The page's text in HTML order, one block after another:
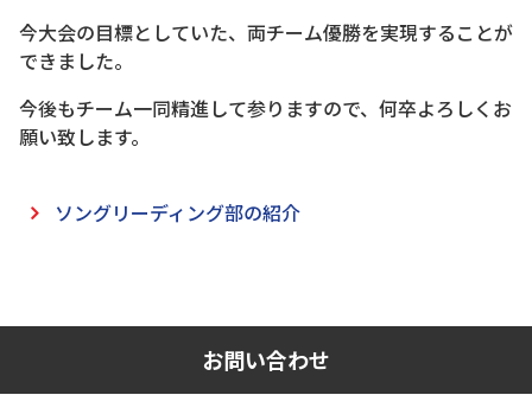
今大会の目標としていた、両チーム優勝を実現することが
できました。
今後もチーム一同精進して参りますので、何卒よろしくお
願い致します。
ソングリーディング部の紹介
お問い合わせ